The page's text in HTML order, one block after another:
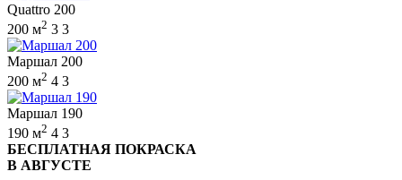
Quattro 200
200 м2 3 3
Маршал 200
200 м2 4 3
Маршал 190
190 м2 4 3
БЕСПЛАТНАЯ ПОКРАСКА
В АВГУСТЕ